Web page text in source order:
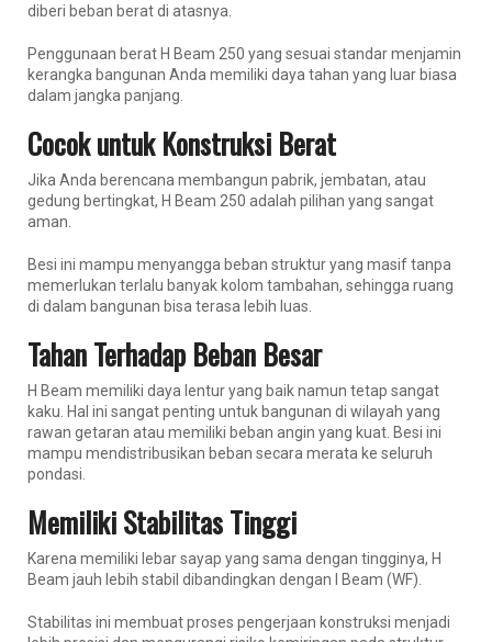
diberi beban berat di atasnya.
Penggunaan berat H Beam 250 yang sesuai standar menjamin
kerangka bangunan Anda memiliki daya tahan yang luar biasa
dalam jangka panjang.
Cocok untuk Konstruksi Berat
Jika Anda berencana membangun pabrik, jembatan, atau
gedung bertingkat, H Beam 250 adalah pilihan yang sangat
aman.
Besi ini mampu menyangga beban struktur yang masif tanpa
memerlukan terlalu banyak kolom tambahan, sehingga ruang
di dalam bangunan bisa terasa lebih luas.
Tahan Terhadap Beban Besar
H Beam memiliki daya lentur yang baik namun tetap sangat
kaku. Hal ini sangat penting untuk bangunan di wilayah yang
rawan getaran atau memiliki beban angin yang kuat. Besi ini
mampu mendistribusikan beban secara merata ke seluruh
pondasi.
Memiliki Stabilitas Tinggi
Karena memiliki lebar sayap yang sama dengan tingginya, H
Beam jauh lebih stabil dibandingkan dengan I Beam (WF).
Stabilitas ini membuat proses pengerjaan konstruksi menjadi